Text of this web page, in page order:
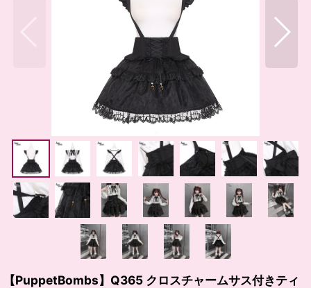
【PuppetBombs】Q365 クロスチャームサス付きティ